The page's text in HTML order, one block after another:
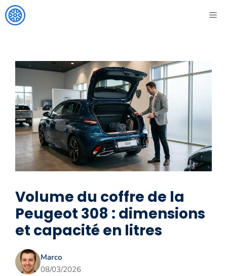
Aller
au
Volume du coffre de la
Peugeot 308 : dimensions
et capacité en litres
Marco
08/03/2026